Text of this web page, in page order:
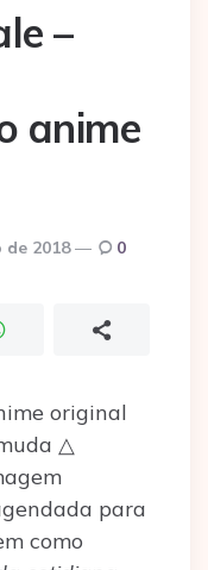
–
anime
de 2018 0
original
△
para
como